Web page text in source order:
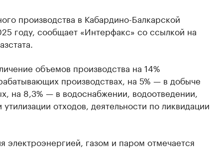
производства в Кабардино-Балкарской
году, сообщает «Интерфакс» со ссылкой на
объемов производства на 14%
производствах, на 5% — в добыче
на 8,3% — в водоснабжении, водоотведении,
отходов, деятельности по ликвидации
электроэнергией, газом и паром отмечается